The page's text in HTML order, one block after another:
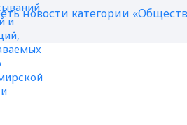
новости категории